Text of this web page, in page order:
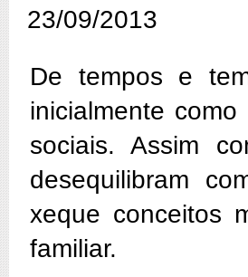
23/09/2013
De tempos e
inicialmente
sociais. Assim
desequilibram
xeque conceitos
familiar.